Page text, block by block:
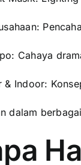
Cahaya
& Indoor:
dalam